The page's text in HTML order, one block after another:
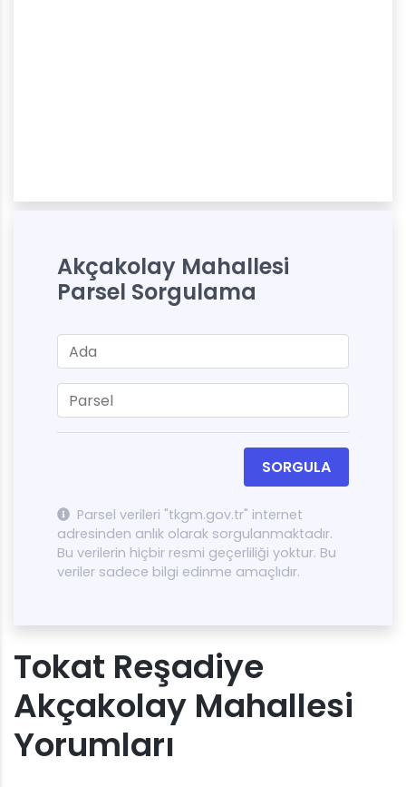
Akçakolay Mahallesi
Parsel Sorgulama
SORGULA
Parsel verileri "tkgm.gov.tr" internet
adresinden anlık olarak sorgulanmaktadır.
Bu verilerin hiçbir resmi geçerliliği yoktur. Bu
veriler sadece bilgi edinme amaçlıdır.
Tokat Reşadiye
Akçakolay Mahallesi
Yorumları